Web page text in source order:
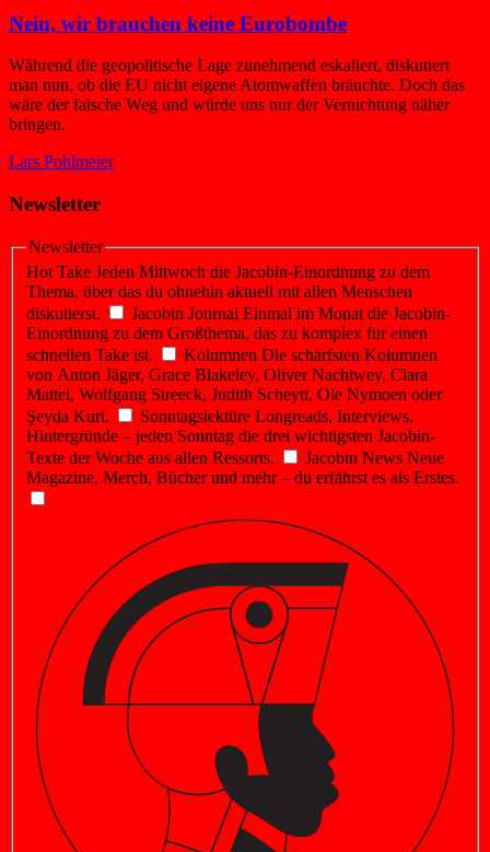
Nein, wir brauchen keine Eurobombe
Während die geopolitische Lage zunehmend eskaliert, diskutiert
man nun, ob die EU nicht eigene Atomwaffen bräuchte. Doch das
wäre der falsche Weg und würde uns nur der Vernichtung näher
bringen.
Lars Pohlmeier
Newsletter
Newsletter
Hot Take Jeden Mittwoch die Jacobin-Einordnung zu dem
Thema, über das du ohnehin aktuell mit allen Menschen
diskutierst.
Jacobin Journal Einmal im Monat die Jacobin-
Einordnung zu dem Großthema, das zu komplex für einen
schnellen Take ist.
Kolumnen Die schärfsten Kolumnen
von Anton Jäger, Grace Blakeley, Oliver Nachtwey, Clara
Mattei, Wolfgang Streeck, Judith Scheytt, Ole Nymoen oder
Şeyda Kurt.
Sonntagslektüre Longreads, Interviews,
Hintergründe – jeden Sonntag die drei wichtigsten Jacobin-
Texte der Woche aus allen Ressorts.
Jacobin News Neue
Magazine, Merch, Bücher und mehr – du erfährst es als Erstes.